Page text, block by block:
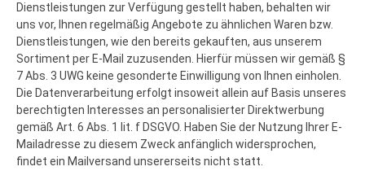
Dienstleistungen zur Verfügung gestellt haben, behalten wir
uns vor, Ihnen regelmäßig Angebote zu ähnlichen Waren bzw.
Dienstleistungen, wie den bereits gekauften, aus unserem
Sortiment per E-Mail zuzusenden. Hierfür müssen wir gemäß §
7 Abs. 3 UWG keine gesonderte Einwilligung von Ihnen einholen.
Die Datenverarbeitung erfolgt insoweit allein auf Basis unseres
berechtigten Interesses an personalisierter Direktwerbung
gemäß Art. 6 Abs. 1 lit. f DSGVO. Haben Sie der Nutzung Ihrer E-
Mailadresse zu diesem Zweck anfänglich widersprochen,
findet ein Mailversand unsererseits nicht statt.